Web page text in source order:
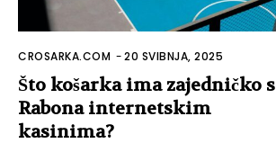
CROSARKA.COM -20 SVIBNJA, 2025
Što košarka ima zajedničko s
Rabona internetskim
kasinima?